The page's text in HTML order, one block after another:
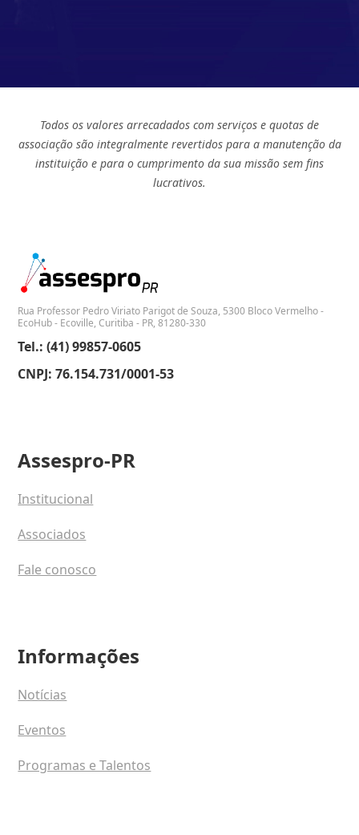
Todos os valores arrecadados com serviços e quotas de
associação são integralmente revertidos para a manutenção da
instituição e para o cumprimento da sua missão sem fins
lucrativos.
Rua Professor Pedro Viriato Parigot de Souza, 5300 Bloco Vermelho -
EcoHub - Ecoville, Curitiba - PR, 81280-330
Tel.: (41) 99857-0605
CNPJ: 76.154.731/0001-53
Assespro-PR
Institucional
Associados
Fale conosco
Informações
Notícias
Eventos
Programas e Talentos